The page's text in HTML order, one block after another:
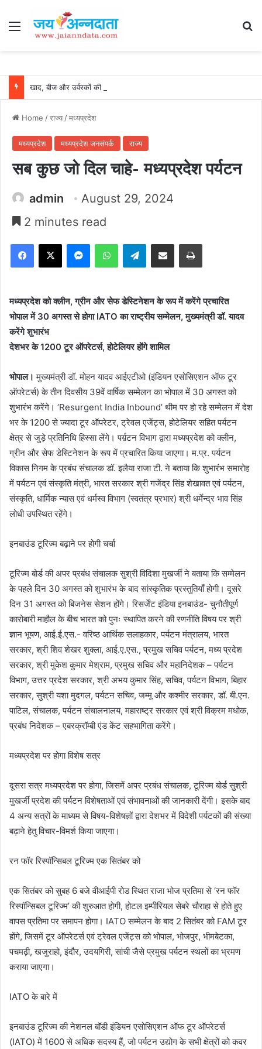
Menu
Home /राज्य/मध्यप्रदेश
मध्यप्रदेश मध्यप्रदेश जनसंपर्क राज्य
सब कुछ जो दिल चाहे- मध्यप्रदेश पर्यटन
admin
August 29, 2024
2 minutes read
Facebook
X MessengerWhatsAppTelegramShare via Email Print
मध्यप्रदेश को क्लीन, ग्रीन और सेफ डेस्टिनेशन के रूप में करेंगे प्रचारित
भोपाल में 30 अगस्त से होगा IATO का राष्ट्रीय सम्मेलन, मुख्यमंत्री डॉ. यादव
करेंगे शुभारंभ
देशभर के 1200 टूर ऑपरेटर्स, होटेलियर होंगे शामिल
भोपाल। मुख्यमंत्री डॉ. मोहन यादव आईएटीओ (इंडियन एसोसिएशन ऑफ टूर
ऑपरेटर्स) के तीन दिवसीय 39वें वार्षिक सम्मेलन का भोपाल में 30 अगस्त को
शुभारंभ करेंगे। ‘Resurgent India Inbound’ थीम पर हो रहे सम्मेलन में देश
भर के 1200 से ज्यादा टूर ऑपरेटर, ट्रेवल एजेंट्स, होटेलियर सहित पर्यटन
क्षेत्र से जुड़े प्रतिनिधि हिस्सा लेंगे। पर्य़टन विभाग द्वारा मध्यप्रदेश को क्लीन,
ग्रीन और सेफ डेस्टिनेशन के रूप में प्रचारित किया जाएगा। म.प्र. पर्यटन
विकास निगम के प्रबंध संचालक डॉ. इलैया राजा टी. ने बताया कि शुभारंभ समारोह
में पर्यटन एवं संस्कृति मंत्री, भारत सरकार श्री गजेंद्र सिंह शेखावत एवं पर्यटन,
संस्कृति, धार्मिक न्यास एवं धर्मस्व विभाग (स्वतंत्र प्रभार) श्री धर्मेन्द्र भाव सिंह
लोधी उपस्थित रहेंगे।
इनबाउंड टूरिज्म बढ़ाने पर होगी चर्चा
टूरिज्म बोर्ड की अपर प्रबंध संचालक सुश्री विदिशा मुखर्जी ने बताया कि सम्मेलन
के पहले दिन 30 अगस्त को शुभारंभ के बाद सांस्कृतिक प्रस्तुतियाँ होगी। दूसरे
दिन 31 अगस्त को बिजनेस सेशन होंगे। रिसर्जेंट इंडिया इनबाउंड- चुनौतीपूर्ण
कारोबारी माहौल के बीच भारत को पुनः स्थापित करने की रणनीति विषय पर श्री
ज्ञान भूषण, आई.ई.एस.- वरिष्ठ आर्थिक सलाहकार, पर्यटन मंत्रालय, भारत
सरकार, श्री शिव शेखर शुक्ला, आई.ए.एस., प्रमुख सचिव पर्यटन, मध्य प्रदेश
सरकार, श्री मुकेश कुमार मेश्राम, प्रमुख सचिव और महानिदेशक – पर्यटन
विभाग, उत्तर प्रदेश सरकार, श्री अभय कुमार सिंह, सचिव, पर्यटन विभाग, बिहार
सरकार, सुश्री यशा मुदगल, पर्यटन सचिव, जम्मू और कश्मीर सरकार, डॉ. बी.एन.
पाटिल, संचालक, पर्यटन संचालनालय, महाराष्ट्र सरकार एवं श्री विक्रम मधोक,
प्रबंध निदेशक – एबरक्रॉम्बी एंड केंट सहभागिता करेंगे।
मध्यप्रदेश पर होगा विशेष सत्र
दूसरा सत्र मध्यप्रदेश पर होगा, जिसमें अपर प्रबंध संचालक, टूरिज्म बोर्ड सुश्री
मुखर्जी प्रदेश की पर्यटन विशेषताओं एवं संभावनाओं की जानकारी देंगी। इसके बाद
4 अन्य सत्रों के माध्यम से विषय-विशेषज्ञों द्वारा देशभर में विदेशी पर्यटकों की संख्या
बढ़ाने हेतु विचार-विमर्श किया जाएगा।
रन फॉर रिस्पॉन्सिबल टूरिज्म एक सितंबर को
एक सितंबर को सुबह 6 बजे वीआईपी रोड स्थित राजा भोज प्रतिमा से ‘रन फॉर
रिस्पॉन्सिबल टूरिज्म’ की शुरुआत होगी, होटल इम्पीरियल सेबरे चौराहा से होते हुए
वापस प्रतिमा पर समापन होगा। IATO सम्मेलन के बाद 2 सितंबर को FAM टूर
होंगे, जिसमें टूर ऑपरेटर्स एवं ट्रेवल एजेंट्स को भोपाल, भोजपुर, भीमबेटका,
पचमढ़ी, खजुराहो, इंदौर, उदयगिरी, सांची जैसे प्रमुख पर्यटन स्थलों का भ्रमण
कराया जाएगा।
IATO के बारे में
इनबाउंड टूरिज्म की नेशनल बॉडी इंडियन एसोसिएशन ऑफ टूर ऑपरेटर्स
(IATO) में 1600 से अधिक सदस्य हैं, जो पर्यटन उद्योग के सभी क्षेत्रों को कवर